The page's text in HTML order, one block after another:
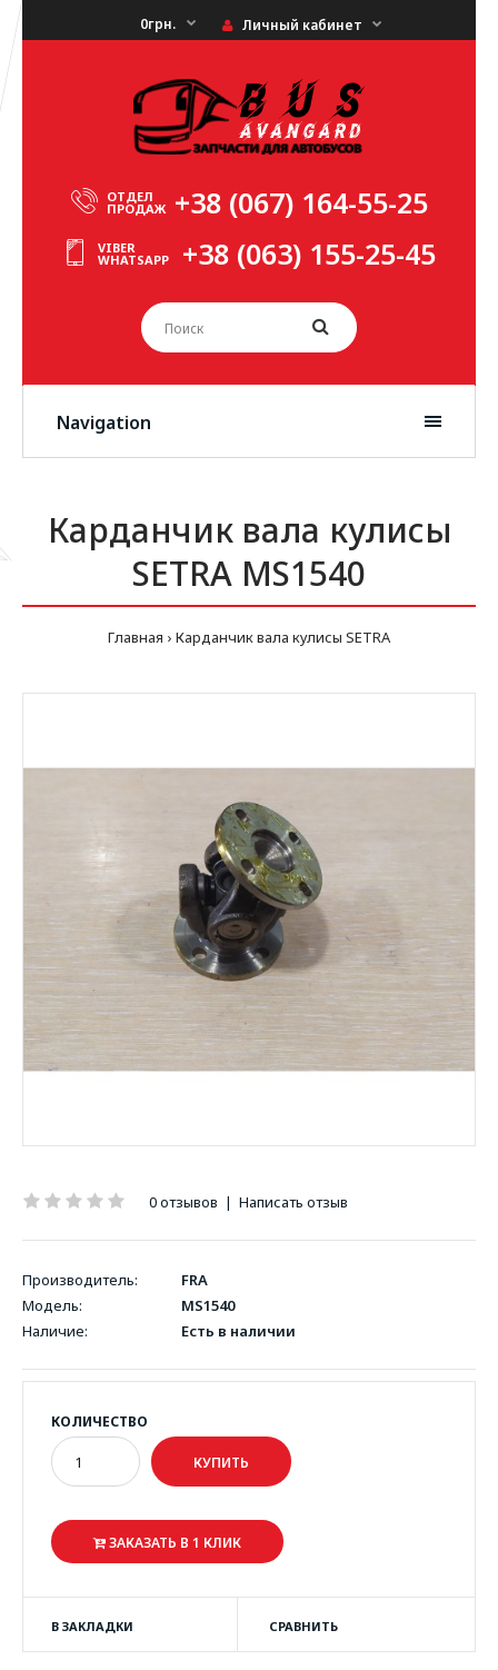
0грн. Личный кабинет
ОТДЕЛ
ПРОДАЖ +38 (067) 164-55-25
VIBER
WHATSAPP +38 (063) 155-25-45
Navigation
Карданчик вала кулисы
SETRA MS1540
Главная Карданчик вала кулисы SETRA
0 отзывов | Написать отзыв
Производитель:
FRA
Модель:
MS1540
Наличие:
Есть в наличии
КОЛИЧЕСТВО
ЗАКАЗАТЬ В 1 КЛИК
В ЗАКЛАДКИ СРАВНИТЬ